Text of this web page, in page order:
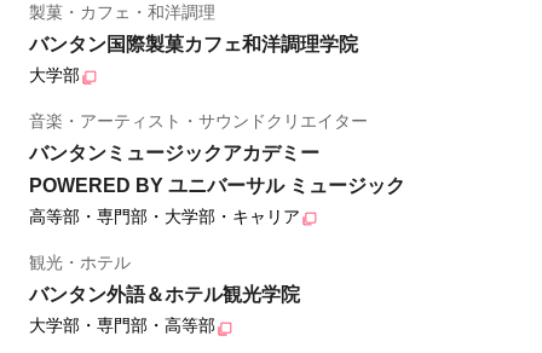
製菓・カフェ・和洋調理
バンタン国際製菓カフェ和洋調理学院
大学部
音楽・アーティスト・サウンドクリエイター
バンタンミュージックアカデミー
POWERED BY ユニバーサル ミュージック
高等部・専門部・大学部・キャリア
観光・ホテル
バンタン外語＆ホテル観光学院
大学部・専門部・高等部